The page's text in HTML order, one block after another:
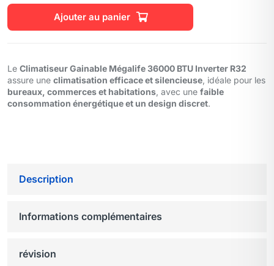
Ajouter au panier
Le Climatiseur Gainable Mégalife 36000 BTU Inverter R32
assure une climatisation efficace et silencieuse , idéale pour les
bureaux, commerces et habitations , avec une faible
consommation énergétique et un design discret.
Description
Informations complémentaires
révision